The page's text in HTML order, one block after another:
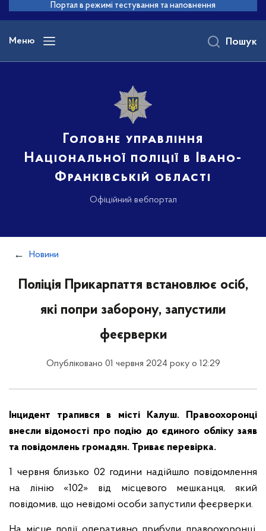
основного
вмісту
Портал в режимі тестування та наповнення
Меню
Головне управління
Національної поліції в Івано-
Франківській області
Офіційний вебпортал
Пошук
Новини
Поліція Прикарпаття встановлює осіб,
які попри заборону, запустили
феєрверки
Опубліковано 01 червня 2024 року о 12:29
Інцидент трапився в місті Калуш. Правоохоронці
внесли відомості про подію до єдиного обліку заяв
та повідомлень громадян. Триває перевірка.
1 червня близько 02 години надійшло повідомлення
на лінію «102» від місцевого мешканця, який
повідомив, що невідомі особи запустили феєрверки.